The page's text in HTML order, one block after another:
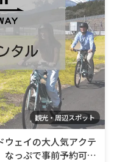
観光・周辺スポット
ウェイの大人気アクテ
なっぷで事前予約可能